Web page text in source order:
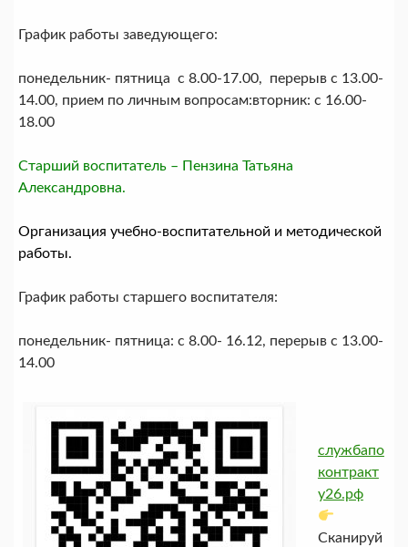
График работы заведующего:
понедельник- пятница с 8.00-17.00, перерыв с 13.00-
14.00, прием по личным вопросам:вторник: с 16.00-
18.00
Старший воспитатель – Пензина Татьяна
Александровна.
Организация учебно-воспитательной и методической
работы.
График работы старшего воспитателя:
понедельник- пятница: с 8.00- 16.12, перерыв с 13.00-
14.00
службапо
контракт
у26.рф
Сканируй